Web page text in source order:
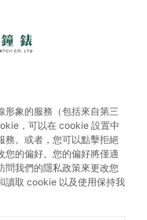
形象的服務（包括來自第三
，可以在 cookie 設置中
務。或者，您可以點擊拒絕
您的偏好。您的偏好將僅適
問我們的隱私政策來更改您
讀取 cookie 以及使用保持我